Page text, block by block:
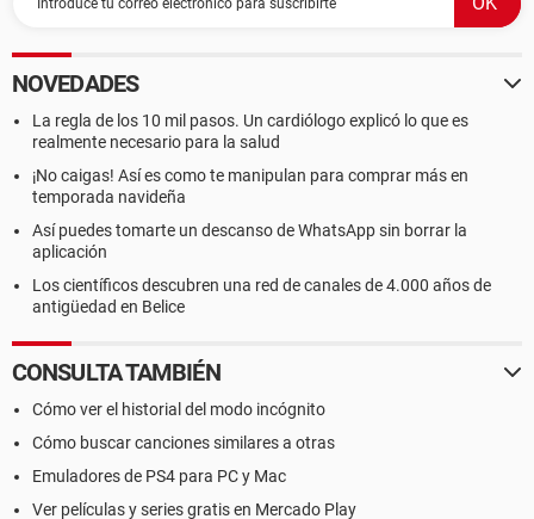
NOVEDADES
La regla de los 10 mil pasos. Un cardiólogo explicó lo que es
realmente necesario para la salud
¡No caigas! Así es como te manipulan para comprar más en
temporada navideña
Así puedes tomarte un descanso de WhatsApp sin borrar la
aplicación
Los científicos descubren una red de canales de 4.000 años de
antigüedad en Belice
CONSULTA TAMBIÉN
Cómo ver el historial del modo incógnito
Cómo buscar canciones similares a otras
Emuladores de PS4 para PC y Mac
Ver películas y series gratis en Mercado Play